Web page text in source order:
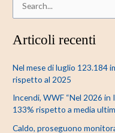
r
a
Articoli recenti
Nel mese di luglio 123.184
rispetto al 2025
Incendi, WWF “Nel 2026
133% rispetto a media
Caldo, proseguono